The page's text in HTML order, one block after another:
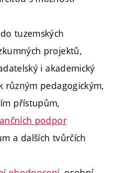
tuzemských
projektů,
i akademický
různým pedagogickým,
přístupům,
podpor
a dalších tvůrčích